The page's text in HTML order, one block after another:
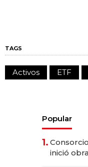
TAGS
Activos ETF
Popular
1.
inició